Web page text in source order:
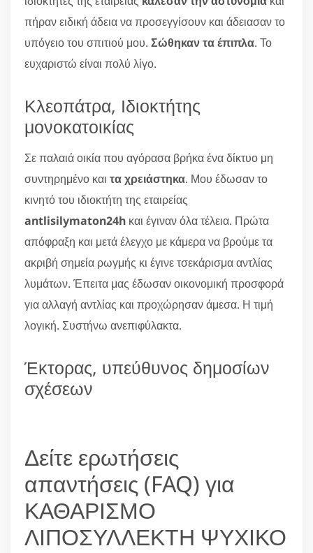
πήραν ειδική άδεια να προσεγγίσουν και άδειασαν το
υπόγειο του σπιτιού μου. Σώθηκαν τα έπιπλα. Το
ευχαριστώ είναι πολύ λίγο.
Κλεοπάτρα, Ιδιοκτήτης
μονοκατοικίας
Σε παλαιά οικία που αγόρασα βρήκα ένα δίκτυο μη
συντηρημένο και τα χρειάστηκα. Μου έδωσαν το
κινητό του ιδιοκτήτη της εταιρείας
antlisilymaton24h και έγιναν όλα τέλεια. Πρώτα
απόφραξη και μετά έλεγχο με κάμερα να βρούμε τα
ακριβή σημεία ρωγμής κι έγινε τσεκάρισμα αντλίας
λυμάτων. Έπειτα μας έδωσαν οικονομική προσφορά
για αλλαγή αντλίας και προχώρησαν άμεσα. Η τιμή
λογική. Συστήνω ανεπιφύλακτα.
Έκτορας, υπεύθυνος δημοσίων
σχέσεων
Δείτε ερωτήσεις
απαντήσεις (FAQ) για
ΚΑΘΑΡΙΣΜΟ
ΛΙΠΟΣΥΛΛΕΚΤΗ ΨΥΧΙΚΟ